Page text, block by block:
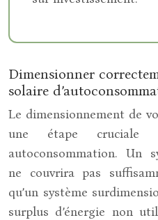
Dimensionner
solaire
Le dimensionnement de
une étape cruciale
autoconsommation. Un
ne couvrira pas
qu’un système
surplus d’énergie non